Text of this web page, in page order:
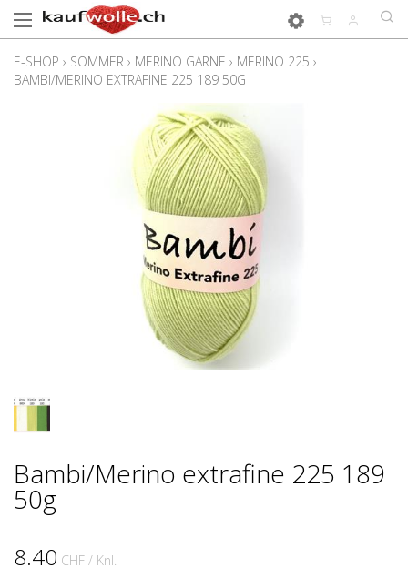
E-SHOP › SOMMER › MERINO GARNE › MERINO 225 ›
BAMBI/MERINO EXTRAFINE 225 189 50G
Bambi/Merino extrafine 225 189
50g
8.40 CHF / Knl.